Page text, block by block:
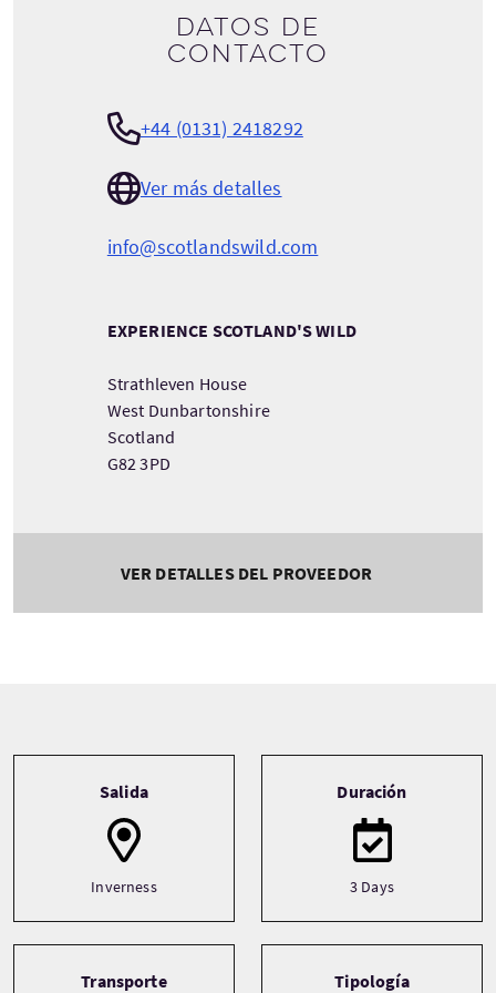
Datos de
contacto
+44 (0131) 2418292
Ver más detalles
info@scotlandswild.com
EXPERIENCE SCOTLAND'S WILD
Strathleven House
West Dunbartonshire
Scotland
G82 3PD
VER DETALLES DEL PROVEEDOR
Salida
Inverness
Duración
3 Days
Transporte Tipología